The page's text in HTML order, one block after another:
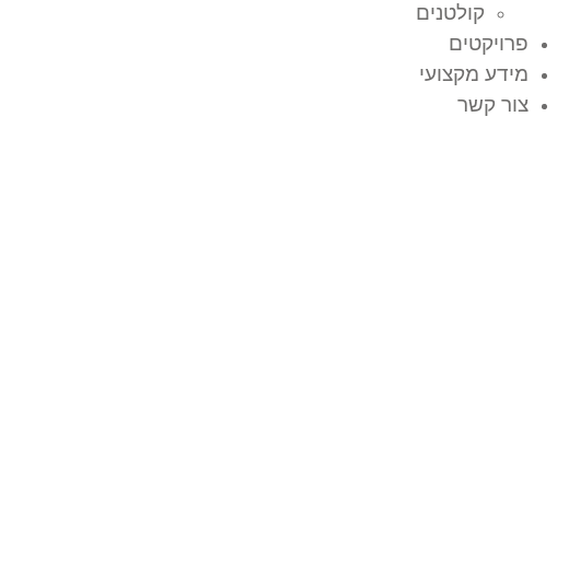
קולטנים
פרויקטים
מידע מקצועי
צור קשר